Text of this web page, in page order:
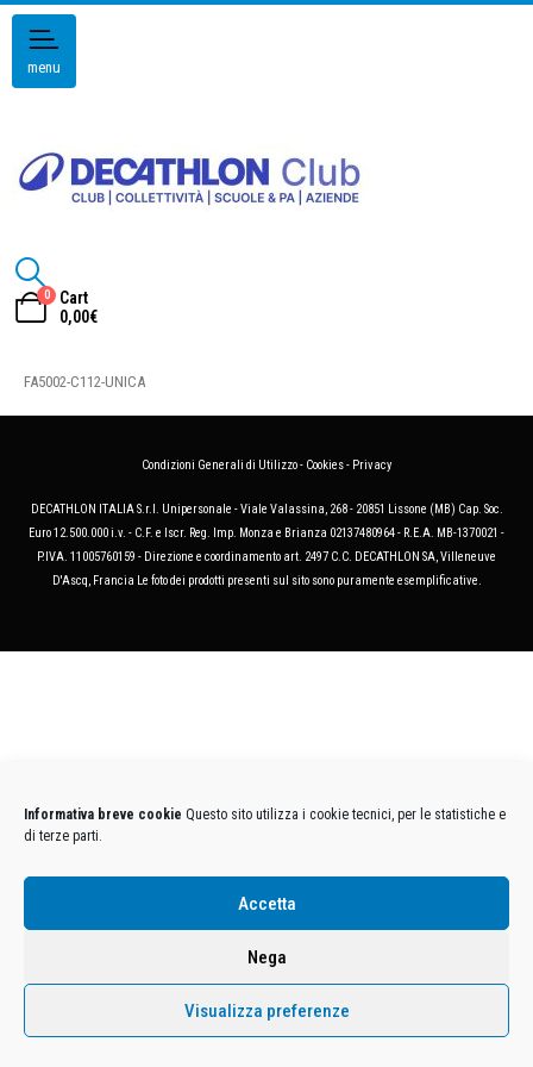
Informativa breve cookie Questo sito utilizza i cookie tecnici, per le statistiche e
di terze parti.
Accetta
Nega
Visualizza preferenze
menu
0
Cart
0,00€
FA5002-C112-UNICA
Condizioni Generali di Utilizzo- Cookies- Privacy
DECATHLON ITALIA S.r.l. Unipersonale - Viale Valassina, 268 - 20851 Lissone (MB) Cap. Soc.
Euro 12.500.000 i.v. - C.F. e Iscr. Reg. Imp. Monza e Brianza 02137480964 - R.E.A. MB-1370021 -
P.IVA. 11005760159 - Direzione e coordinamento art. 2497 C.C. DECATHLON SA, Villeneuve
D'Ascq, Francia Le foto dei prodotti presenti sul sito sono puramente esemplificative.